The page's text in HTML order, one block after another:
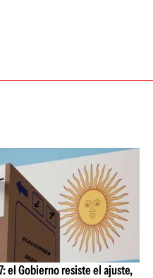
el Gobierno resiste el ajuste,